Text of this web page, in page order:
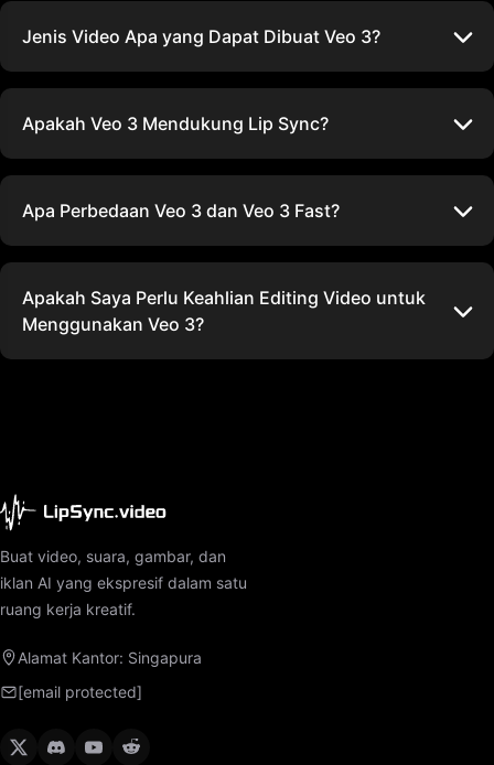
Jenis Video Apa yang Dapat Dibuat Veo 3?
Apakah Veo 3 Mendukung Lip Sync?
Apa Perbedaan Veo 3 dan Veo 3 Fast?
Apakah Saya Perlu Keahlian Editing Video untuk
Menggunakan Veo 3?
Buat video, suara, gambar, dan
iklan AI yang ekspresif dalam satu
ruang kerja kreatif.
Alamat Kantor: Singapura
[email protected]